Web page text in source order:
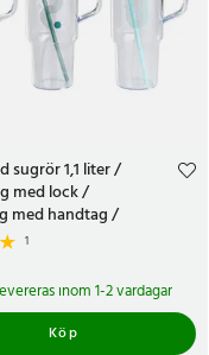
sugrör 1,1 liter /
med lock /
med handtag /
färger
1
inom 1-2 vardagar
Köp